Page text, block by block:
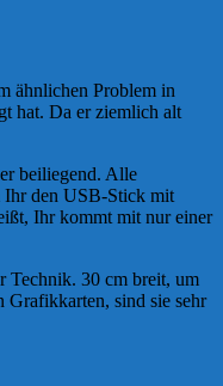
ähnlichen Problem in
hat. Da er ziemlich alt
beiliegend. Alle
Ihr den USB-Stick mit
Ihr kommt mit nur einer
Technik. 30 cm breit, um
sind sie sehr